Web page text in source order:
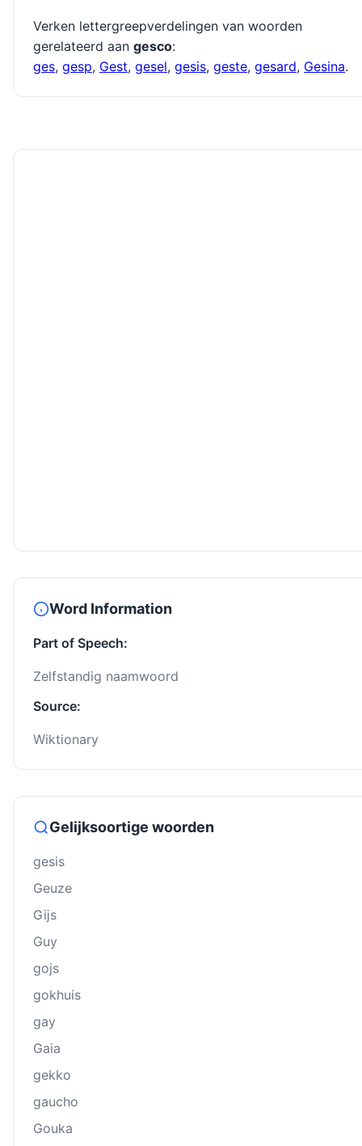
Verken lettergreepverdelingen van woorden
gerelateerd aan gesco:
ges, gesp, Gest, gesel, gesis, geste, gesard, Gesina.
Word Information
Part of Speech:
Zelfstandig naamwoord
Source:
Wiktionary
Gelijksoortige woorden
gesis
Geuze
Gĳs
Guy
gojs
gokhuis
gay
Gaia
gekko
gaucho
Gouka